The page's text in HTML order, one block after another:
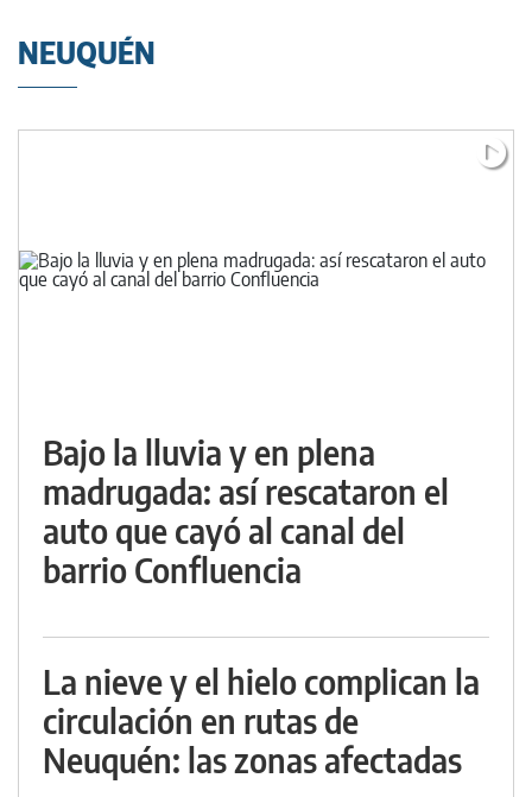
NEUQUÉN
Bajo la lluvia y en plena
madrugada: así rescataron el
auto que cayó al canal del
barrio Confluencia
La nieve y el hielo complican la
circulación en rutas de
Neuquén: las zonas afectadas